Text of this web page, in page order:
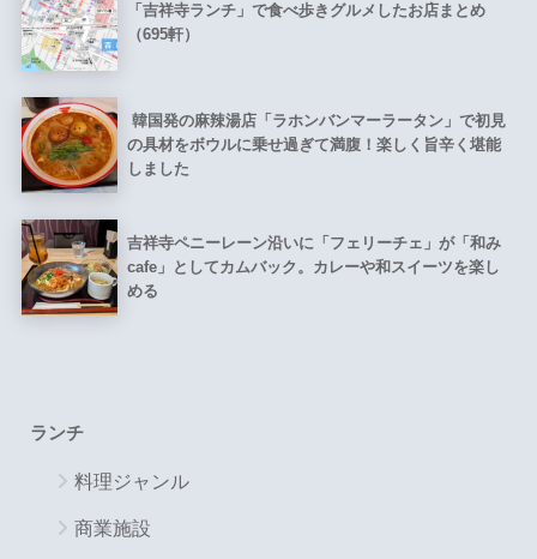
「吉祥寺ランチ」で食べ歩きグルメしたお店まとめ
（695軒）
韓国発の麻辣湯店「ラホンバンマーラータン」で初見
の具材をボウルに乗せ過ぎて満腹！楽しく旨辛く堪能
しました
吉祥寺ペニーレーン沿いに「フェリーチェ」が「和み
cafe」としてカムバック。カレーや和スイーツを楽し
める
ランチ
料理ジャンル
商業施設